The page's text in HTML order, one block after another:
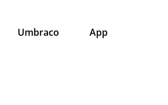
Umbraco App